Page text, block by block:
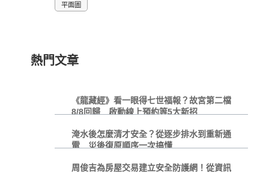
平面圖
熱門文章
《龍藏經》看一眼得七世福報？故宮第二檔
8/8回歸 啟動線上預約等5大新招
淹水後怎麼清才安全？從逐步排水到重新通
電 災後復原順序一次搞懂
周俊吉為房屋交易建立安全防護網！從資訊